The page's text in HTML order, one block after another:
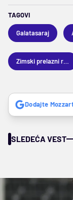
TAGOVI
Galatasaraj
Dodajte
SLEDEĆA VEST